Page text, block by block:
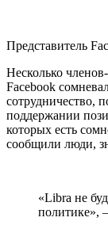
Представитель
Несколько
Facebook
сотрудничество,
поддержании
которых есть
сообщили люди,
«Libra не
политике»,